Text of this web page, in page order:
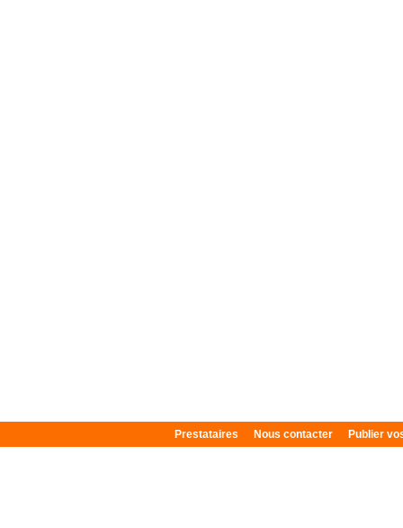
Prestataires Nous contacter Publier